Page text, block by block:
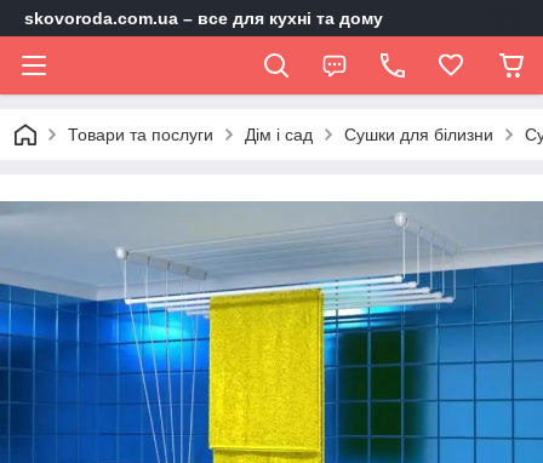
skovoroda.com.ua – все для кухні та дому
Товари та послуги Дім і сад Сушки для білизни